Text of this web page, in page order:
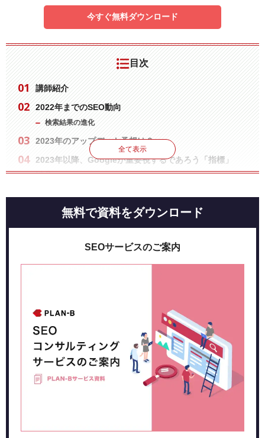
今すぐ無料ダウンロード
目次
講師紹介
2022年までのSEO動向
検索結果の進化
2023年のアップデート予想は？
2023年以降、Googleが重要視するであろう「指標」
は？
トレンド関係なく、SEOで最も重要なことは？
全て表示
無料で資料をダウンロード
SEOサービスのご案内